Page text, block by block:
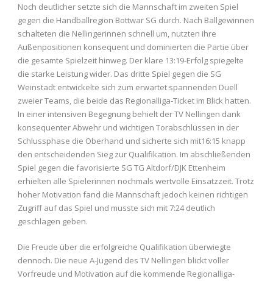
Noch deutlicher setzte sich die Mannschaft im zweiten Spiel
gegen die Handballregion Bottwar SG durch. Nach Ballgewinnen
schalteten die Nellingerinnen schnell um, nutzten ihre
Außenpositionen konsequent und dominierten die Partie über
die gesamte Spielzeit hinweg. Der klare 13:19-Erfolg spiegelte
die starke Leistung wider. Das dritte Spiel gegen die SG
Weinstadt entwickelte sich zum erwartet spannenden Duell
zweier Teams, die beide das Regionalliga-Ticket im Blick hatten.
In einer intensiven Begegnung behielt der TV Nellingen dank
konsequenter Abwehr und wichtigen Torabschlüssen in der
Schlussphase die Oberhand und sicherte sich mit16:15 knapp
den entscheidenden Sieg zur Qualifikation. Im abschließenden
Spiel gegen die favorisierte SG TG Altdorf/DJK Ettenheim
erhielten alle Spielerinnen nochmals wertvolle Einsatzzeit. Trotz
hoher Motivation fand die Mannschaft jedoch keinen richtigen
Zugriff auf das Spiel und musste sich mit 7:24 deutlich
geschlagen geben.
Die Freude über die erfolgreiche Qualifikation überwiegte
dennoch. Die neue A-Jugend des TV Nellingen blickt voller
Vorfreude und Motivation auf die kommende Regionalliga-